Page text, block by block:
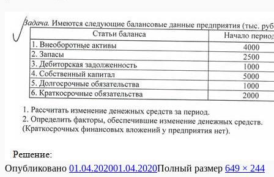
Опубликовано 01.04.202001.04.2020Полный размер 649 × 244